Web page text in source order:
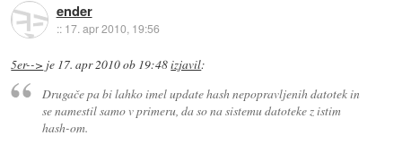
ender
:: 17. apr 2010, 19:56
5er--> je 17. apr 2010 ob 19:48izjavil:
Drugače pa bi lahko imel update hash nepopravljenih datotek in
se namestil samo v primeru, da so na sistemu datoteke z istim
hash-om.